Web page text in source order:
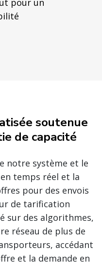
pour un
soutenue
de capacité
notre système et le
temps réel et la
pour des envois
de tarification
sur des algorithmes,
réseau de plus de
accédant
et la demande en